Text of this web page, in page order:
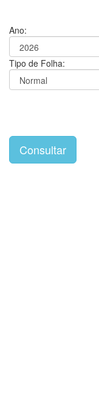
Ano:
Tipo de Folha: